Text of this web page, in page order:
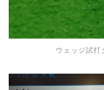
ウェッジ試打